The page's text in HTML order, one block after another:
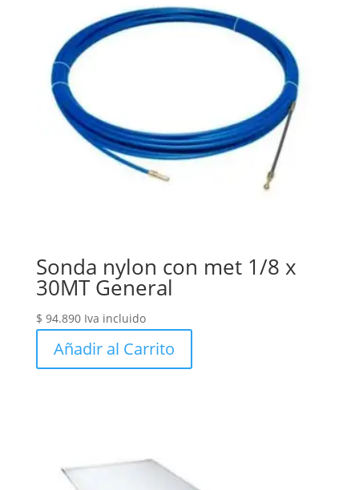
Sonda nylon con met 1/8 x
30MT General
$ 94.890 Iva incluido
Añadir al Carrito